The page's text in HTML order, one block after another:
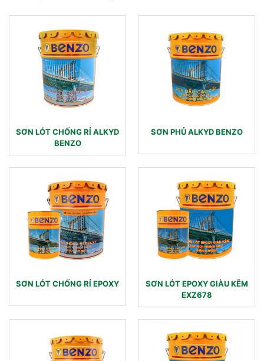
SƠN LÓT CHỐNG RỈ ALKYD
BENZO
SƠN PHỦ ALKYD BENZO
SƠN LÓT CHỐNG RỈ EPOXY
SƠN LÓT EPOXY GIÀU KẼM
EXZ678